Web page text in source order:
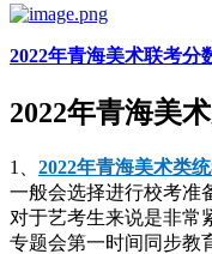
2022年青海美术联考分
2022年青海美
1、 2022年青海美术类
一般会选择进行校考准
对于艺考生来说是非常
专题会第一时间同步教